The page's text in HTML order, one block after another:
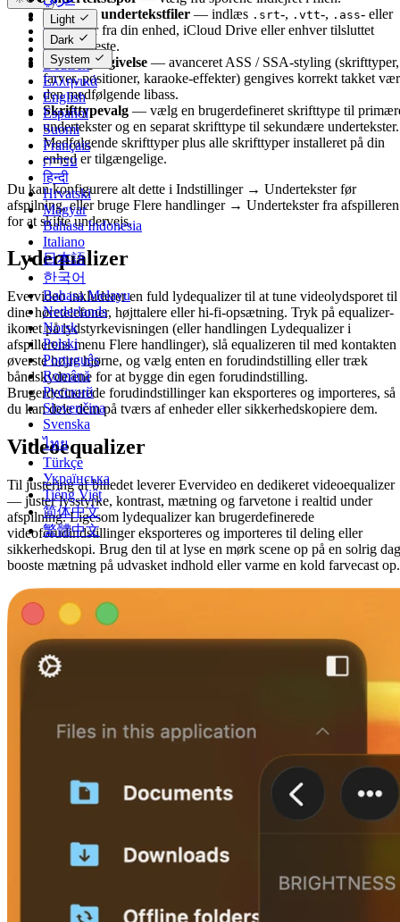
Català
Čeština
Dansk
Deutsch
Ελληνικά
English
Español
Suomi
Français
עברית
हिन्दी
Hrvatski
Magyar
Bahasa Indonesia
Italiano
日本語
한국어
Bahasa Melayu
Nederlands
Norsk
Polski
Português
Română
Русский
Slovenčina
Svenska
ไทย
Türkçe
Українська
Tiếng Việt
简体中文
繁體中文
Light
Dark
System
Eksterne undertekstfiler — indlæs .srt-, .vtt-, .ass- eller
.ssa-filer fra din enhed, iCloud Drive eller enhver tilsluttet
cloudtjeneste.
Libass-gengivelse — avanceret ASS / SSA-styling (skrifttyper,
farver, positioner, karaoke-effekter) gengives korrekt takket
den medfølgende libass.
Skrifttypevalg — vælg en brugerdefineret skrifttype til
undertekster og en separat skrifttype til sekundære undertekster.
Medfølgende skrifttyper plus alle skrifttyper installeret på din
enhed er tilgængelige.
Du kan konfigurere alt dette i Indstillinger → Undertekster før
afspilning, eller bruge Flere handlinger → Undertekster fra afspilleren
for at skifte undervejs.
Lydequalizer
Evervideo inkluderer en fuld lydequalizer til at tune videolydsporet til
dine høretelefoner, højttalere eller hi-fi-opsætning. Tryk på equalizer-
ikonet på lydstyrkevisningen (eller handlingen Lydequalizer i
afspillerens menu Flere handlinger), slå equalizeren til med kontakten
øverste højre hjørne, og vælg enten en forudindstilling eller træk
båndskyderene for at bygge din egen forudindstilling.
Brugerdefinerede forudindstillinger kan eksporteres og importeres, så
du kan dele dem på tværs af enheder eller sikkerhedskopiere dem.
Videoequalizer
Til justering af billedet leverer Evervideo en dedikeret videoequalizer
— juster lysstyrke, kontrast, mætning og farvetone i realtid under
afspilning. Ligesom lydequalizer kan brugerdefinerede
videoforudindstillinger eksporteres og importeres til deling eller
sikkerhedskopi. Brug den til at lyse en mørk scene op på en solrig
booste mætning på udvasket indhold eller varme en kold farvecast op.